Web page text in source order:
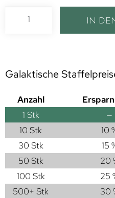
IN
Galaktische
Anzahl
1 Stk —
10 Stk
10
30 Stk
15
50 Stk
20
100 Stk
25
500+ Stk
30